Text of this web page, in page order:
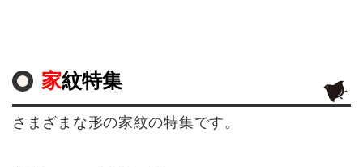
家紋特集
さまざまな形の家紋の特集です。